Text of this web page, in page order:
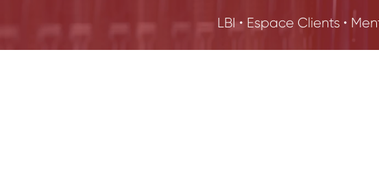
LBI • Espace Clients •